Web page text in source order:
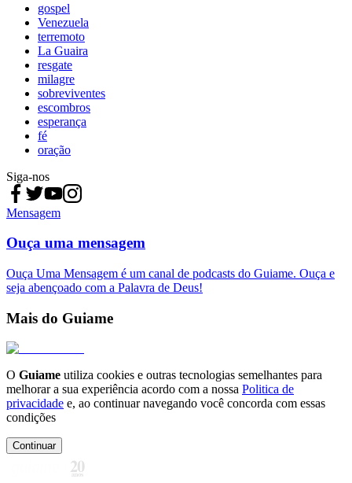
gospel
Venezuela
terremoto
La Guaira
resgate
milagre
sobreviventes
escombros
esperança
fé
oração
Siga-nos
Mensagem
Ouça uma mensagem
Ouça Uma Mensagem é um canal de podcasts do Guiame. Ouça e
seja abençoado com a Palavra de Deus!
Mais do Guiame
O Guiame utiliza cookies e outras tecnologias semelhantes para
melhorar a sua experiência acordo com a nossa Politica de
privacidade e, ao continuar navegando você concorda com essas
condições
Continuar